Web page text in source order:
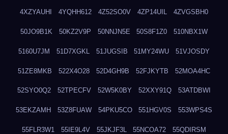
4XZYAUHI 4YQHH612 4Z52SO0V 4ZP14UIL 4ZVGSBH0
50JO9B1K 50KZ2V9P 50NNJN5E 50S8F1Z0 510NBX1W
5160U7JM 51D7XGKL 51JUGSIB 51MY24WU 51VJOSDY
51ZE8MKB 522X4O28 52D4GH9B 52FJKYTB 52MOA4HC
52SYO0Q2 52TPECFV 52W5K0BY 52XXY91Q 53ATDBWI
53EKZAMH 53Z8FUAW 54PKU5CO 551HGV0S 553WPS4S
55FLR3W1 55IE9L4V 55JKJF3L 55NCOA72 55QDIRSM